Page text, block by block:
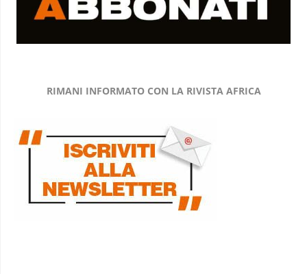
RIMANI INFORMATO CON LA RIVISTA AFRICA